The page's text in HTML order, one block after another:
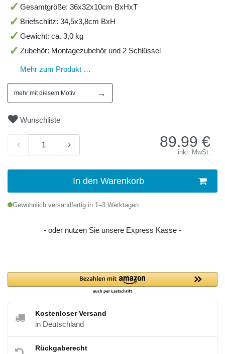
Gesamtgröße: 36x32x10cm BxHxT
Briefschlitz: 34,5x3,8cm BxH
Gewicht: ca. 3,0 kg
Zubehör: Montagezubehör und 2 Schlüssel
Mehr zum Produkt …
mehr mit diesem Motiv →
Wunschliste
89.99 €
inkl. MwSt.
In den Warenkorb
Gewöhnlich versandfertig in 1–3 Werktagen
- oder nutzen Sie unsere Express Kasse -
Kostenloser Versand
in Deutschland
Rückgaberecht